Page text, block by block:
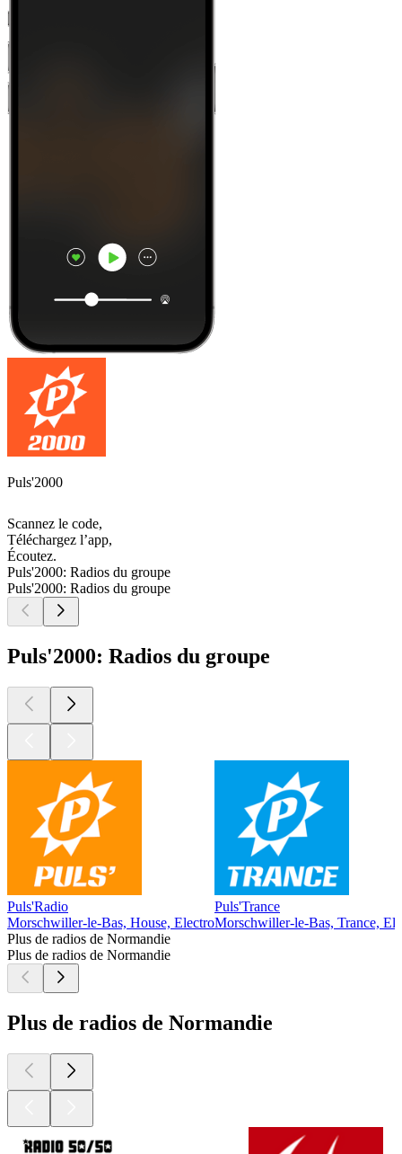
Puls'2000
Scannez le code,
Téléchargez l’app,
Écoutez.
Puls'2000: Radios du groupe
Puls'2000: Radios du groupe
Puls'2000: Radios du groupe
Puls'Radio
Morschwiller-le-Bas, House, Electro
Puls'Trance
Morschwiller-le-Bas, Trance,
Plus de radios de Normandie
Plus de radios de Normandie
Plus de radios de Normandie